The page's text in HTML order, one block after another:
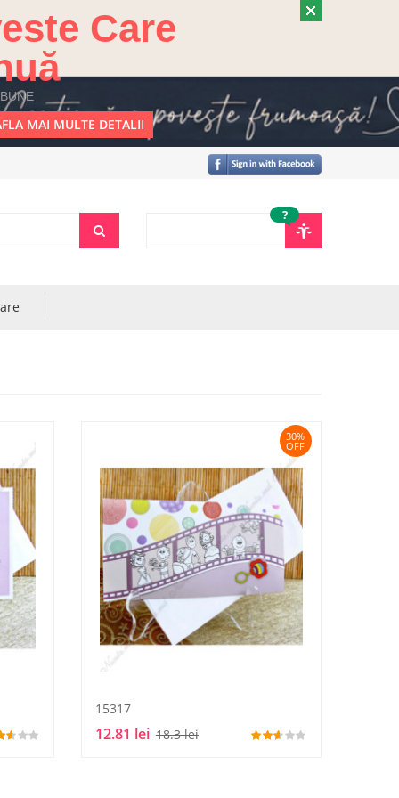
Care
MAI MULTE DETALII
?
30%
OFF
15317
12.81 lei 18.3 lei